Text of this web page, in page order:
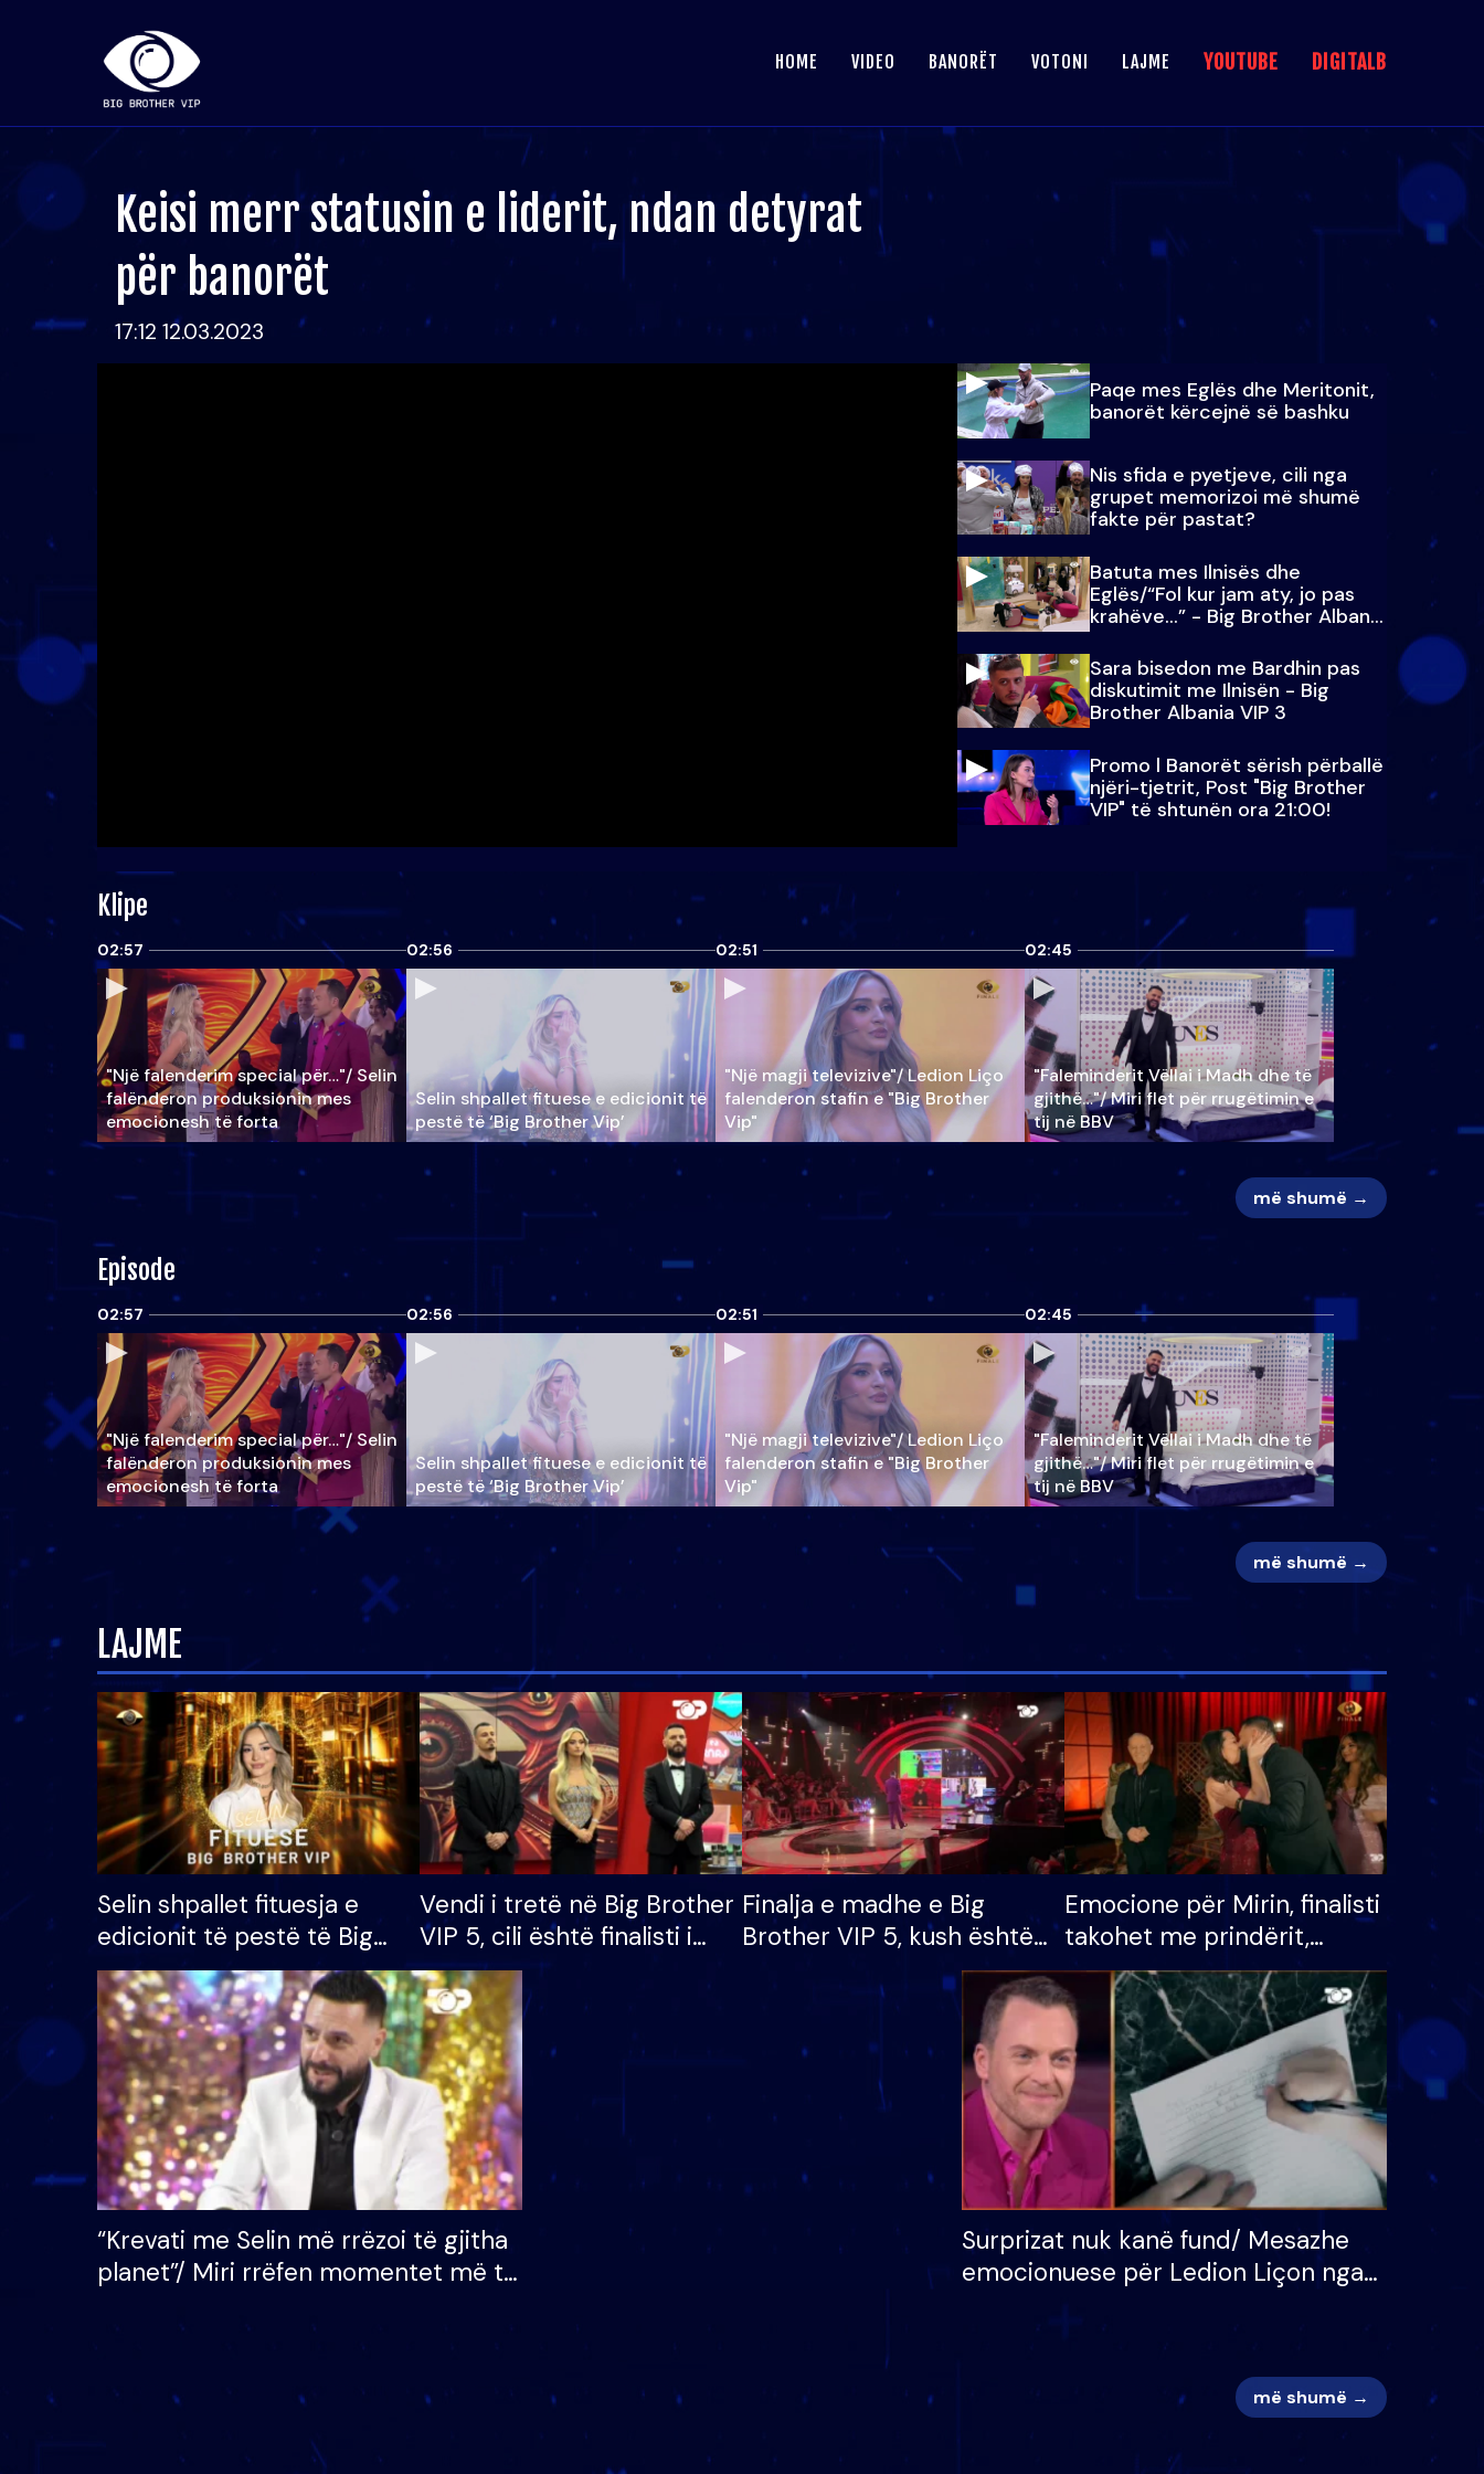
HOME VIDEO BANORËT VOTONI LAJME YOUTUBE DIGITALB
Keisi merr statusin e liderit, ndan detyrat
për banorët
17:12 12.03.2023
Paqe mes Eglës dhe Meritonit,
banorët kërcejnë së bashku
Nis sfida e pyetjeve, cili nga
grupet memorizoi më shumë
fakte për pastat?
Batuta mes Ilnisës dhe
Eglës/“Fol kur jam aty, jo pas
krahëve…” - Big Brother Albania
VIP 3
Sara bisedon me Bardhin pas
diskutimit me Ilnisën - Big
Brother Albania VIP 3
Promo l Banorët sërish përballë
njëri-tjetrit, Post "Big Brother
VIP" të shtunën ora 21:00!
Klipe
02:57
"Një falenderim special për…"/ Selin
falënderon produksionin mes
emocionesh të forta
02:56
Selin shpallet fituese e edicionit të
pestë të ‘Big Brother Vip’
02:51
"Një magji televizive"/ Ledion Liço
falenderon stafin e "Big Brother
Vip"
02:45
"Faleminderit Vëllai i Madh dhe të
gjithë…"/ Miri flet për rrugëtimin e
tij në BBV
më shumë →
Episode
02:57
"Një falenderim special për…"/ Selin
falënderon produksionin mes
emocionesh të forta
02:56
Selin shpallet fituese e edicionit të
pestë të ‘Big Brother Vip’
02:51
"Një magji televizive"/ Ledion Liço
falenderon stafin e "Big Brother
Vip"
02:45
"Faleminderit Vëllai i Madh dhe të
gjithë…"/ Miri flet për rrugëtimin e
tij në BBV
më shumë →
LAJME
Selin shpallet fituesja e
edicionit të pestë të Big
Brother VIP, rrëmben
çmimin e madh prej 100
mijë eurosh
Vendi i tretë në Big Brother
VIP 5, cili është finalisti i
radhës që lë shtëpinë
Finalja e madhe e Big
Brother VIP 5, kush është
banori i parë që lë shtëpinë
dhe humb mundësinë për
të fituar çmimin e madh
Emocione për Mirin, finalisti
takohet me prindërit,
vajzën dhe bashkëshorten:
S’kemi ndonjë letër divorci
apo jo?
“Krevati me Selin më rrëzoi të gjitha
planet”/ Miri rrëfen momentet më të
mungojë zilja e mëngjesit kur…
Surprizat nuk kanë fund/ Mesazhe
emocionuese për Ledion Liçon nga
më shumë →